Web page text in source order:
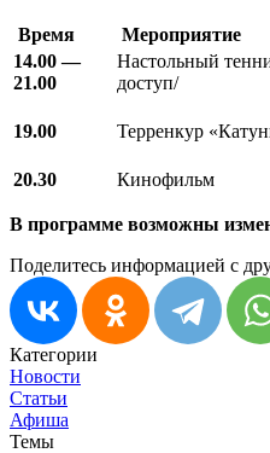
Время Мероприятие
14.00 —
21.00
Настольный
доступ/
19.00 Терренкур
20.30
Кинофильм
В программе возможны
Поделитесь информацией с
Категории
Новости
Статьи
Афиша
Темы